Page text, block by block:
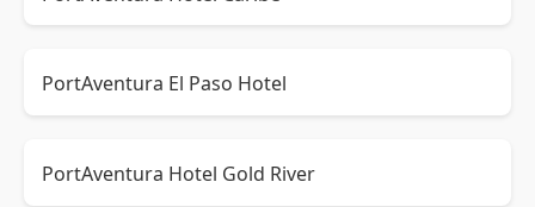
PortAventura El Paso Hotel
PortAventura Hotel Gold River